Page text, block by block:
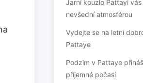
Jarní kouzlo Pattayi
nevšední atmosférou
Vydejte se na letní
Pattaye
Podzim v Pattaye
příjemné počasí